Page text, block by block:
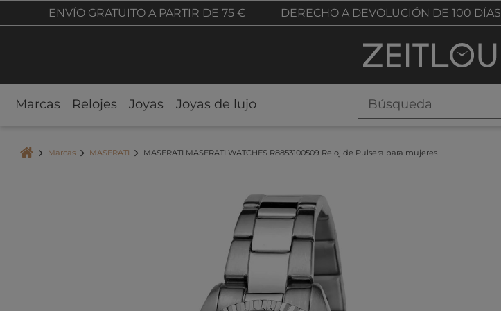
ENVÍO GRATUITO A PARTIR DE 75 € DERECHO A DEVOLUCIÓN DE 100 DÍAS
Marcas Relojes Joyas Joyas de lujo
Marcas MASERATI MASERATI MASERATI WATCHES R8853100509 Reloj de Pulsera para mujeres